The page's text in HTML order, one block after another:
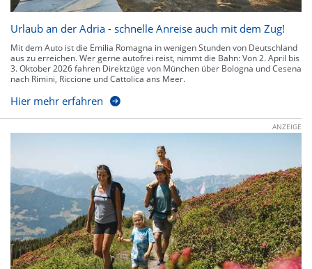
Urlaub an der Adria - schnelle Anreise auch mit dem Zug!
Mit dem Auto ist die Emilia Romagna in wenigen Stunden von Deutschland
aus zu erreichen. Wer gerne autofrei reist, nimmt die Bahn: Von 2. April bis
3. Oktober 2026 fahren Direktzüge von München über Bologna und Cesena
nach Rimini, Riccione und Cattolica ans Meer.
Hier mehr erfahren
ANZEIGE